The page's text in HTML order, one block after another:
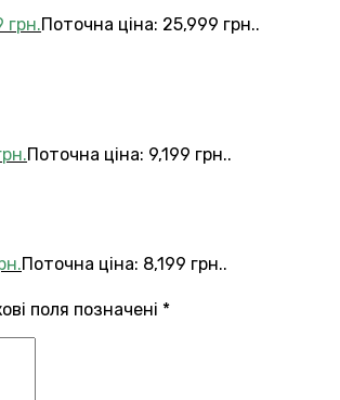
грн.Поточна ціна: 25,999 грн..
Поточна ціна: 9,199 грн..
Поточна ціна: 8,199 грн..
поля позначені *